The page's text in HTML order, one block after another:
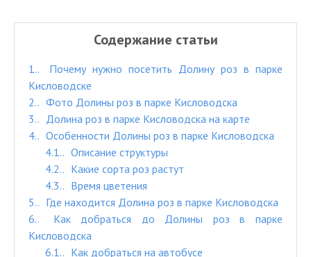
Содержание статьи
1.
Почему нужно посетить Долину роз в парке
Кисловодске
2.
Фото Долины роз в парке Кисловодска
3.
Долина роз в парке Кисловодска на карте
4.
Особенности Долины роз в парке Кисловодска
4.1.
Описание структуры
4.2.
Какие сорта роз растут
4.3.
Время цветения
5.
Где находится Долина роз в парке Кисловодска
6.
Как добраться до Долины роз в парке
Кисловодска
6.1.
Как добраться на автобусе